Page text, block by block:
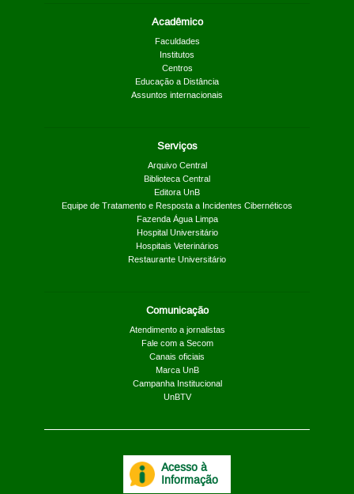
Acadêmico
Faculdades
Institutos
Centros
Educação a Distância
Assuntos internacionais
Serviços
Arquivo Central
Biblioteca Central
Editora UnB
Equipe de Tratamento e Resposta a Incidentes Cibernéticos
Fazenda Água Limpa
Hospital Universitário
Hospitais Veterinários
Restaurante Universitário
Comunicação
Atendimento a jornalistas
Fale com a Secom
Canais oficiais
Marca UnB
Campanha Institucional
UnBTV
Acesso à
Informação